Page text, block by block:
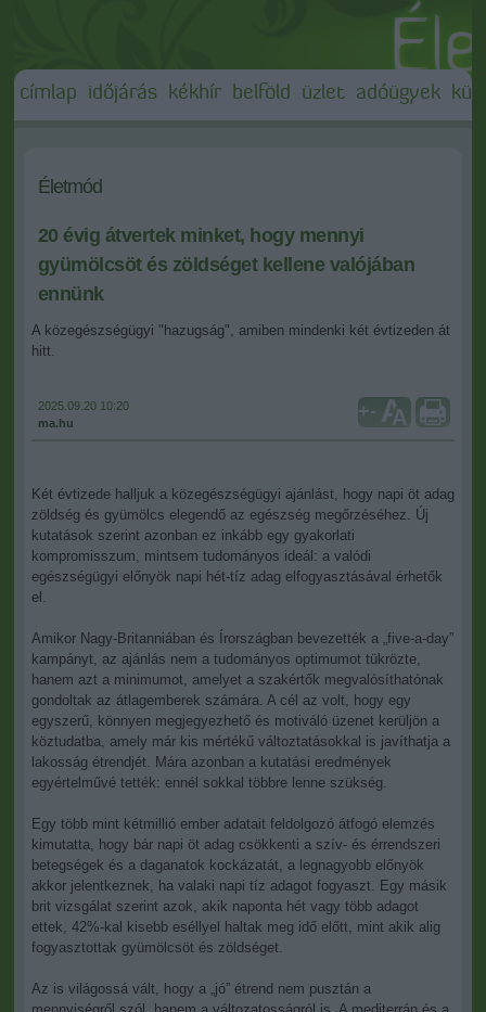
címlap időjárás kékhír belföld üzlet adóügyek
Életmód
20 évig átvertek minket, hogy mennyi
gyümölcsöt és zöldséget kellene valójában
ennünk
A közegészségügyi "hazugság", amiben mindenki két évtizeden át
hitt.
2025.09.20 10:20
ma.hu
+-
Két évtizede halljuk a közegészségügyi ajánlást, hogy napi öt adag
zöldség és gyümölcs elegendő az egészség megőrzéséhez. Új
kutatások szerint azonban ez inkább egy gyakorlati
kompromisszum, mintsem tudományos ideál: a valódi
egészségügyi előnyök napi hét-tíz adag elfogyasztásával érhetők
el.
Amikor Nagy-Britanniában és Írországban bevezették a „five-a-day”
kampányt, az ajánlás nem a tudományos optimumot tükrözte,
hanem azt a minimumot, amelyet a szakértők megvalósíthatónak
gondoltak az átlagemberek számára. A cél az volt, hogy egy
egyszerű, könnyen megjegyezhető és motiváló üzenet kerüljön a
köztudatba, amely már kis mértékű változtatásokkal is javíthatja a
lakosság étrendjét. Mára azonban a kutatási eredmények
egyértelművé tették: ennél sokkal többre lenne szükség.
Egy több mint kétmillió ember adatait feldolgozó átfogó elemzés
kimutatta, hogy bár napi öt adag csökkenti a szív- és érrendszeri
betegségek és a daganatok kockázatát, a legnagyobb előnyök
akkor jelentkeznek, ha valaki napi tíz adagot fogyaszt. Egy másik
brit vizsgálat szerint azok, akik naponta hét vagy több adagot
ettek, 42%-kal kisebb eséllyel haltak meg idő előtt, mint akik alig
fogyasztottak gyümölcsöt és zöldséget.
Az is világossá vált, hogy a „jó” étrend nem pusztán a
mennyiségről szól, hanem a változatosságról is. A mediterrán és a